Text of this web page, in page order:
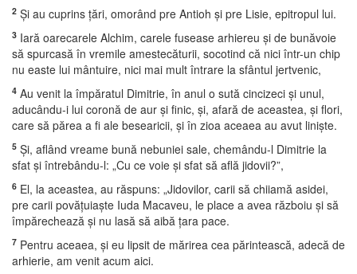
2 Şi au cuprins ţări, omorând pre Antioh şi pre Lisie, epitropul lui.
3 Iară oarecarele Alchim, carele fusease arhiereu şi de bunăvoie
să spurcasă în vremile amestecăturii, socotind că nici într-un chip
nu easte lui mântuire, nici mai mult întrare la sfântul jertvenic,
4 Au venit la împăratul Dimitrie, în anul o sută cincizeci şi unul,
aducându-i lui coronă de aur şi finic, şi, afară de aceastea, şi flori,
care să părea a fi ale besearicii, şi în zioa aceaea au avut linişte.
5 Şi, aflând vreame bună nebuniei sale, chemându-l Dimitrie la
sfat şi întrebându-l: „Cu ce voie şi sfat să află jidovii?”,
6 El, la aceastea, au răspuns: „Jidovilor, carii să chiiamă asidei,
pre carii povăţuiaşte Iuda Macaveu, le place a avea războiu şi să
împărechează şi nu lasă să aibă ţara pace.
7 Pentru aceaea, şi eu lipsit de mărirea cea părintească, adecă de
arhierie, am venit acum aici.